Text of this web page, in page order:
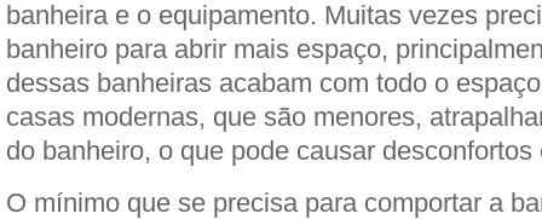
banheira e o equipamento. Muitas vezes
banheiro para abrir mais espaço,
dessas banheiras acabam com todo o
casas modernas, que são menores,
do banheiro, o que pode causar desconfortos
O mínimo que se precisa para comportar a